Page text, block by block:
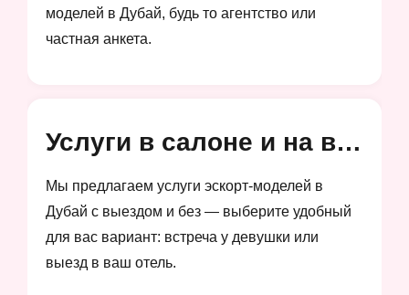
моделей в Дубай, будь то агентство или
частная анкета.
Услуги в салоне и на выезд
Мы предлагаем услуги эскорт-моделей в
Дубай с выездом и без — выберите удобный
для вас вариант: встреча у девушки или
выезд в ваш отель.